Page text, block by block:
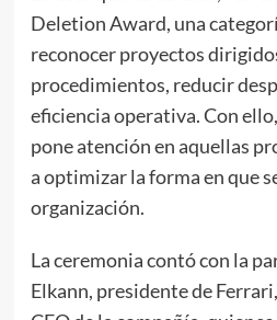
Deletion Award, una
reconocer proyectos
procedimientos, reducir
eficiencia operativa. Con
pone atención en aquellas
a optimizar la forma en que
organización.
La ceremonia contó con la
Elkann, presidente de